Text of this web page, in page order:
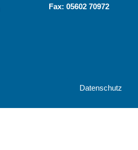
Fax: 05602 70972
Datenschutz